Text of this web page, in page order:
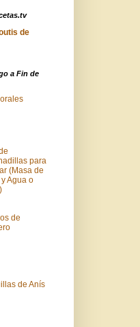
de
a Fin de
para
(Masa de
Agua o
de
de Anís